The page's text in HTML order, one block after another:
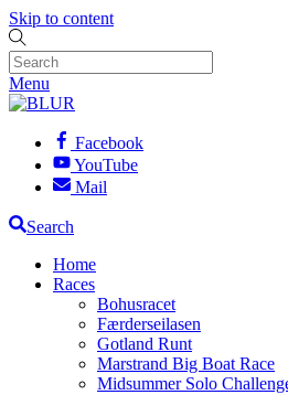
Skip to content
Menu
Facebook
YouTube
Mail
Search
Home
Races
Bohusracet
Færderseilasen
Gotland Runt
Marstrand Big Boat Race
Midsummer Solo